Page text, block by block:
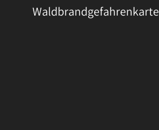
Waldbrandgefahrenkarte